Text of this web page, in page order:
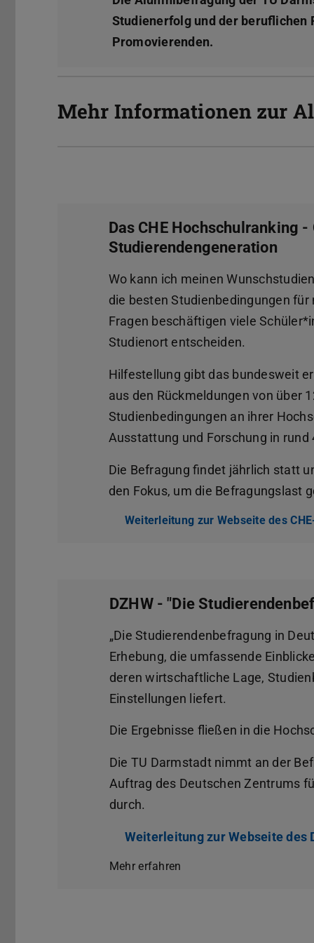
Studienerfolg und der beruflichen
Promovierenden.
Mehr Informationen zur
Das CHE Hochschulranking
Studierendengeneration
Wo kann ich meinen
die besten Studienbedingungen
Fragen beschäftigen viele
Studienort entscheiden.
Hilfestellung gibt das bundesweit
aus den Rückmeldungen von über
Studienbedingungen an ihrer
Ausstattung und Forschung in rund
Die Befragung findet jährlich statt
den Fokus, um die Befragungslast
Weiterleitung zur Webseite des
DZHW - "Die
„Die Studierendenbefragung in
Erhebung, die umfassende
deren wirtschaftliche Lage,
Einstellungen liefert.
Die Ergebnisse fließen in die
Die TU Darmstadt nimmt an der
Auftrag des Deutschen Zentrums
durch.
Weiterleitung zur Webseite des
Mehr erfahren